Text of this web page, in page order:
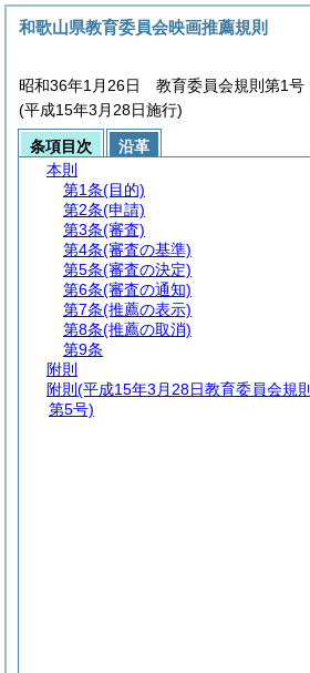
和歌山県教育委員会映画推薦規則
昭和36年1月26日 教育委員会規則第1号
(平成15年3月28日施行)
条項目次
沿革
本則
第1条(目的)
第2条(申請)
第3条(審査)
第4条(審査の基準)
第5条(審査の決定)
第6条(審査の通知)
第7条(推薦の表示)
第8条(推薦の取消)
第9条
附則
附則 (平成15年3月28日教育委員会規則
第5号)